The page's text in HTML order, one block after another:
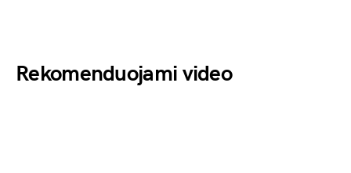
Rekomenduojami video